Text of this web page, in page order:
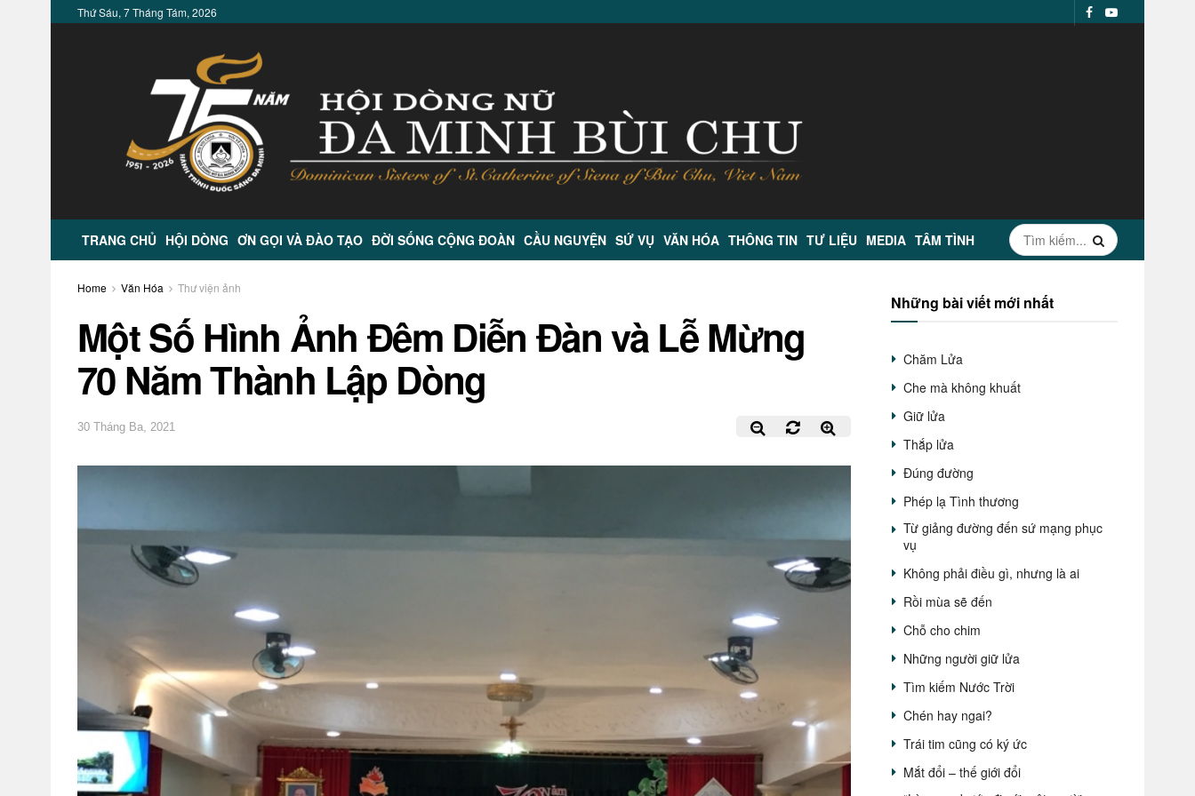
Thứ Sáu, 7 Tháng Tám, 2026
TRANG CHỦ HỘI DÒNG ƠN GỌI VÀ ĐÀO TẠO ĐỜI SỐNG CỘNG ĐOÀN CẦU NGUYỆN SỨ VỤ VĂN HÓA THÔNG TIN TƯ LIỆU MEDIA TÂM TÌNH
Home Văn Hóa Thư viện ảnh
Một Số Hình Ảnh Đêm Diễn Đàn và Lễ Mừng
70 Năm Thành Lập Dòng
30 Tháng Ba, 2021
Những bài viết mới nhất
Chăm Lửa
Che mà không khuất
Giữ lửa
Thắp lửa
Đúng đường
Phép lạ Tình thương
Từ giảng đường đến sứ mạng phục
vụ
Không phải điều gì, nhưng là ai
Rồi mùa sẽ đến
Chỗ cho chim
Những người giữ lửa
Tìm kiếm Nước Trời
Chén hay ngai?
Trái tim cũng có ký ức
Mắt đổi – thế giới đổi